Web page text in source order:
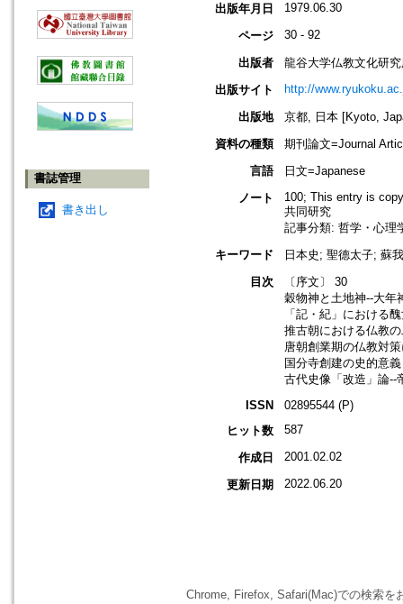
書誌管理
書き出し
出版年月日 1979.06.30
ページ 30 - 92
出版者
龍谷大学仏教文化研
出版サイト
http://
出版地
京都, 日本 [Kyoto,
資料の種類
期刊論文=Journal
言語
日文=Japanese
ノート
100; This entry is
共同研究
記事分類: 哲学・心理
キーワード
日本史; 聖德太子; 蘇
目次
〔序文〕 30
穀物神と土地神--大年
「記・紀」における
推古朝における仏教
唐朝創業期の仏教対
国分寺創建の史的意
古代史像「改造」論--
ISSN
02895544 (P)
ヒット数
587
作成日 2001.02.02
更新日期 2022.06.20
Chrome, Firefox, Safari(Mac)での検索を